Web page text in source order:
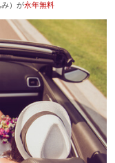
）が永年無料